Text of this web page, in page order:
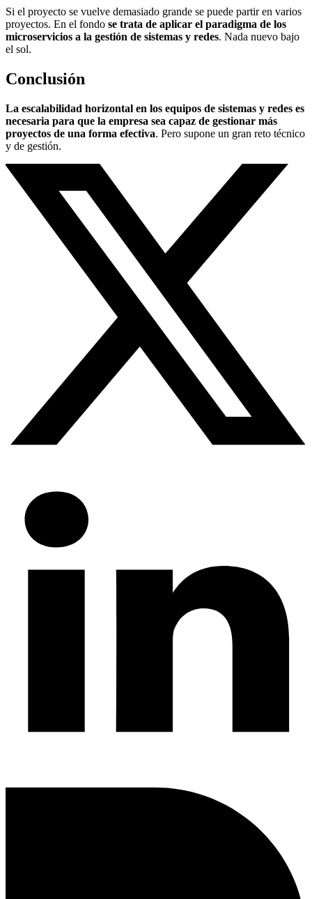
Si el proyecto se vuelve demasiado grande se puede partir en varios
proyectos. En el fondo se trata de aplicar el paradigma de los
microservicios a la gestión de sistemas y redes. Nada nuevo bajo
el sol.
Conclusión
La escalabilidad horizontal en los equipos de sistemas y redes es
necesaria para que la empresa sea capaz de gestionar más
proyectos de una forma efectiva. Pero supone un gran reto técnico
y de gestión.